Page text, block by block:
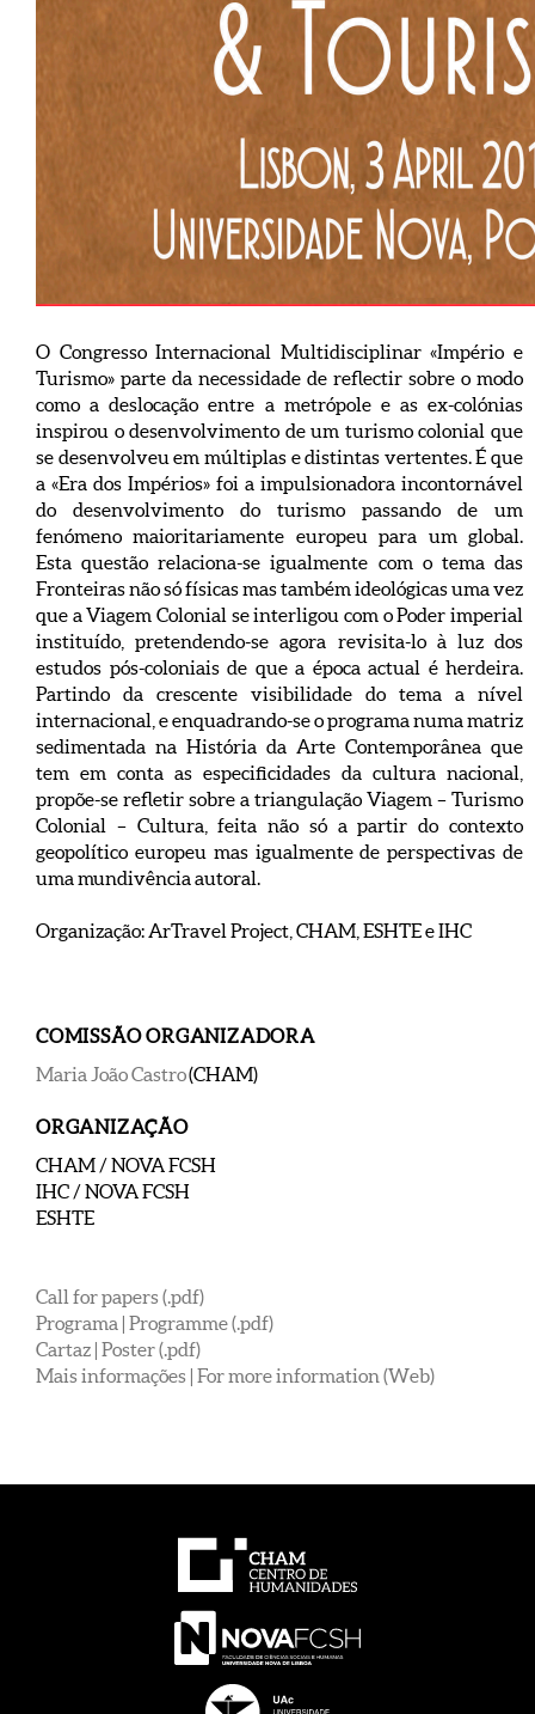
O Congresso Internacional Multidisciplinar «Império e
Turismo» parte da necessidade de reflectir sobre o modo
como a deslocação entre a metrópole e as ex-colónias
inspirou o desenvolvimento de um turismo colonial que
se desenvolveu em múltiplas e distintas vertentes. É que
a «Era dos Impérios» foi a impulsionadora incontornável
do desenvolvimento do turismo passando de um
fenómeno maioritariamente europeu para um global.
Esta questão relaciona-se igualmente com o tema das
Fronteiras não só físicas mas também ideológicas uma vez
que a Viagem Colonial se interligou com o Poder imperial
instituído, pretendendo-se agora revisita-lo à luz dos
estudos pós-coloniais de que a época actual é herdeira.
Partindo da crescente visibilidade do tema a nível
internacional, e enquadrando-se o programa numa matriz
sedimentada na História da Arte Contemporânea que
tem em conta as especificidades da cultura nacional,
propõe-se refletir sobre a triangulação Viagem – Turismo
Colonial – Cultura, feita não só a partir do contexto
geopolítico europeu mas igualmente de perspectivas de
uma mundivência autoral.
Organização: ArTravel Project, CHAM, ESHTE e IHC
COMISSÃO ORGANIZADORA
Maria João Castro(CHAM)
ORGANIZAÇÃO
CHAM / NOVA FCSH
IHC / NOVA FCSH
ESHTE
Call for papers (.pdf)
Programa | Programme (.pdf)
Cartaz | Poster (.pdf)
Mais informações | For more information (Web)